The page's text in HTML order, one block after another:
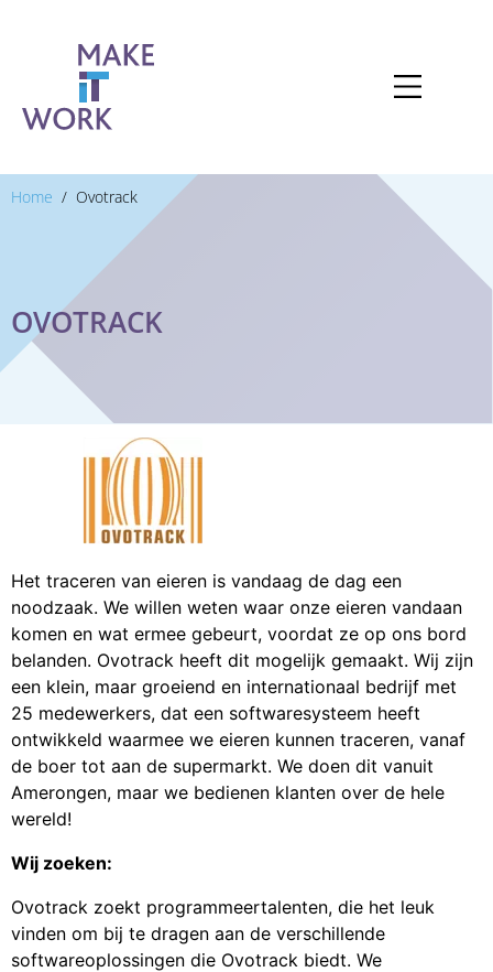
OVOTRACK
Home Ovotrack
Het traceren van eieren is vandaag de dag een
noodzaak. We willen weten waar onze eieren vandaan
komen en wat ermee gebeurt, voordat ze op ons bord
belanden. Ovotrack heeft dit mogelijk gemaakt. Wij zijn
een klein, maar groeiend en internationaal bedrijf met
25 medewerkers, dat een softwaresysteem heeft
ontwikkeld waarmee we eieren kunnen traceren, vanaf
de boer tot aan de supermarkt. We doen dit vanuit
Amerongen, maar we bedienen klanten over de hele
wereld!
Wij zoeken:
Ovotrack zoekt programmeertalenten, die het leuk
vinden om bij te dragen aan de verschillende
softwareoplossingen die Ovotrack biedt. We